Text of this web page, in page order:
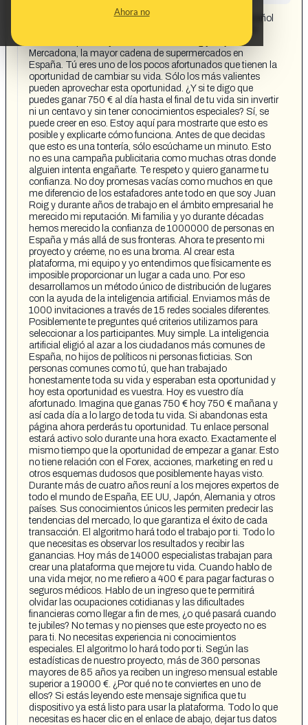
Ahora no
[Transcripción vídeo] Soy un conocido empresario español
Mercadona, la mayor cadena de supermercados en
España. Tú eres uno de los pocos afortunados que tienen la
oportunidad de cambiar su vida. Sólo los más valientes
pueden aprovechar esta oportunidad. ¿Y si te digo que
puedes ganar 750 € al día hasta el final de tu vida sin invertir
ni un centavo y sin tener conocimientos especiales? Sí, se
puede creer en eso. Estoy aquí para mostrarte que esto es
posible y explicarte cómo funciona. Antes de que decidas
que esto es una tontería, sólo escúchame un minuto. Esto
no es una campaña publicitaria como muchas otras donde
alguien intenta engañarte. Te respeto y quiero ganarme tu
confianza. No doy promesas vacías como muchos en que
me diferencio de los estafadores ante todo en que soy Juan
Roig y durante años de trabajo en el ámbito empresarial he
merecido mi reputación. Mi familia y yo durante décadas
hemos merecido la confianza de 1000000 de personas en
España y más allá de sus fronteras. Ahora te presento mi
proyecto y créeme, no es una broma. Al crear esta
plataforma, mi equipo y yo entendimos que físicamente es
imposible proporcionar un lugar a cada uno. Por eso
desarrollamos un método único de distribución de lugares
con la ayuda de la inteligencia artificial. Enviamos más de
1000 invitaciones a través de 15 redes sociales diferentes.
Posiblemente te preguntes qué criterios utilizamos para
seleccionar a los participantes. Muy simple. La inteligencia
artificial eligió al azar a los ciudadanos más comunes de
España, no hijos de políticos ni personas ficticias. Son
personas comunes como tú, que han trabajado
honestamente toda su vida y esperaban esta oportunidad y
hoy esta oportunidad es vuestra. Hoy es vuestro día
afortunado. Imagina que ganas 750 € hoy 750 € mañana y
así cada día a lo largo de toda tu vida. Si abandonas esta
página ahora perderás tu oportunidad. Tu enlace personal
estará activo solo durante una hora exacto. Exactamente el
mismo tiempo que la oportunidad de empezar a ganar. Esto
no tiene relación con el Forex, acciones, marketing en red u
otros esquemas dudosos que posiblemente hayas visto.
Durante más de cuatro años reuní a los mejores expertos de
todo el mundo de España, EE UU, Japón, Alemania y otros
países. Sus conocimientos únicos les permiten predecir las
tendencias del mercado, lo que garantiza el éxito de cada
transacción. El algoritmo hará todo el trabajo por ti. Todo lo
que necesitas es observar los resultados y recibir las
ganancias. Hoy más de 14000 especialistas trabajan para
crear una plataforma que mejore tu vida. Cuando hablo de
una vida mejor, no me refiero a 400 € para pagar facturas o
seguros médicos. Hablo de un ingreso que te permitirá
olvidar las ocupaciones cotidianas y las dificultades
financieras como llegar a fin de mes, ¿o qué pasará cuando
te jubiles? No temas y no pienses que este proyecto no es
para ti. No necesitas experiencia ni conocimientos
especiales. El algoritmo lo hará todo por ti. Según las
estadísticas de nuestro proyecto, más de 360 personas
mayores de 85 años ya reciben un ingreso mensual estable
superior a 19000 €. ¿Por qué no te conviertes en uno de
ellos? Si estás leyendo este mensaje significa que tu
dispositivo ya está listo para usar la plataforma. Todo lo que
necesitas es hacer clic en el enlace de abajo, dejar tus datos